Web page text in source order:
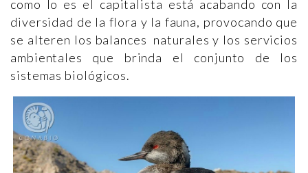
como lo es el capitalista está acabando con la
diversidad de la flora y la fauna, provocando que
se alteren los balances naturales y los servicios
ambientales que brinda el conjunto de los
sistemas biológicos.